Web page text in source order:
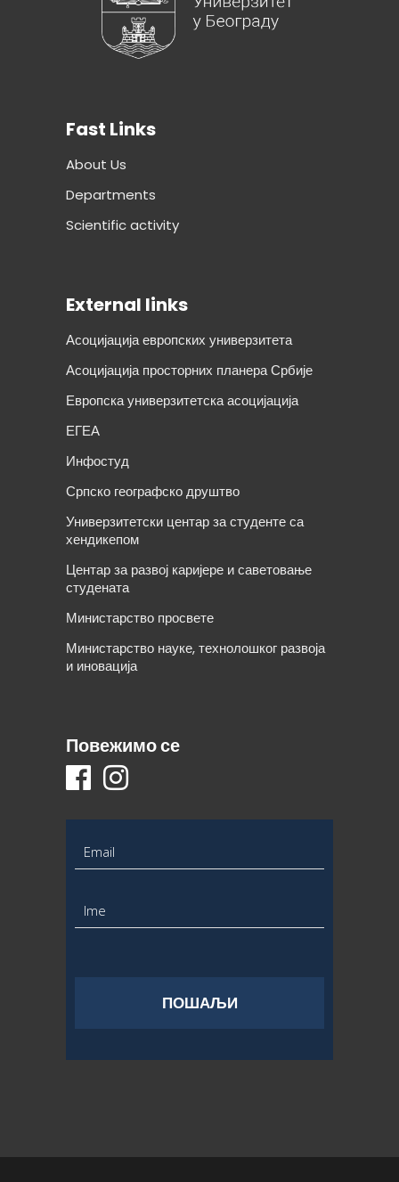
Fast Links
About Us
Departments
Scientific activity
External links
Асоцијација европских универзитета
Асоцијација просторних планера Србије
Европска универзитетска асоцијација
ЕГЕА
Инфостуд
Српско географско друштво
Универзитетски центар за студенте са
хендикепом
Центар за развој каријере и саветовање
студената
Министарство просвете
Министарство науке, технолошког развоја
и иновација
Повежимо се